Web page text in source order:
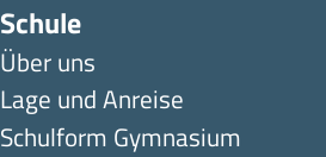
Schule
Über uns
Lage und Anreise
Schulform Gymnasium